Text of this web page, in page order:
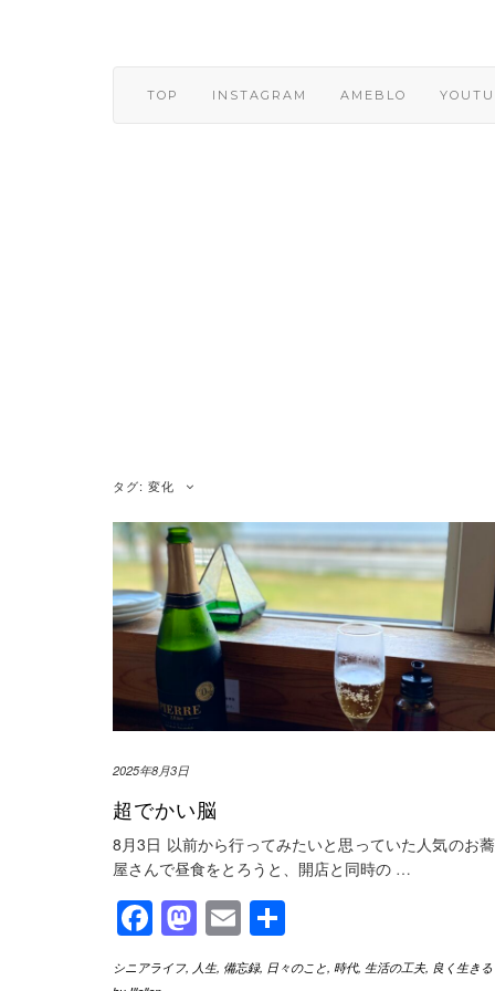
TOP INSTAGRAM AMEBLO
タグ: 変化
2025年8月3日
超でかい脳
8月3日 以前から行ってみたいと思っていた人気のお
屋さんで昼食をとろうと、開店と同時の …
Facebook
Mastodon
Email
有
シニアライフ, 人生, 備忘録, 日々のこと, 時代, 生活の工夫, 良く生きる